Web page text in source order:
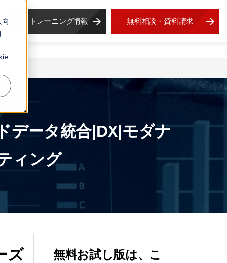
向
トレーニング情報 無料相談・資料請求
データ統合|DX|モダナ
ィング
ズ
無料お試し版は、こ